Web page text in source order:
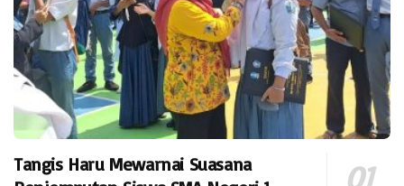
Tangis Haru Mewarnai Suasana